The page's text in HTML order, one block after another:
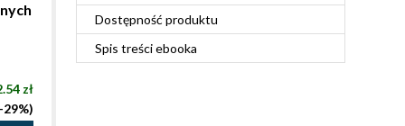
Dostępność produktu
Spis treściebooka
zł
29%)